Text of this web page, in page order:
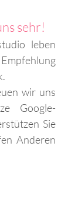
sehr!
leben
wir uns
Google-
Sie
Anderen